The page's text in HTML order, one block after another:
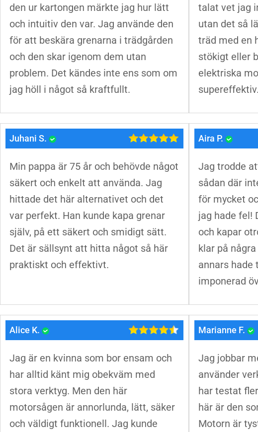
den ur kartongen märkte jag hur lätt
och intuitiv den var. Jag använde den
för att beskära grenarna i trädgården
och den skar igenom dem utan
problem. Det kändes inte ens som om
jag höll i något så kraftfullt.
talat vet jag
utan det så
träd med en
stökigt eller
elektriska
super­effektiv.
Juhani S.
Min pappa är 75 år och behövde något
säkert och enkelt att använda. Jag
hittade det här alternativet och det
var perfekt. Han kunde kapa grenar
själv, på ett säkert och smidigt sätt.
Det är sällsynt att hitta något så här
praktiskt och effektivt.
Aira P.
Jag trodde
sådan där
för mycket
jag hade fel!
och kapar
klar på
annars hade
imponerad
Alice K.
Jag är en kvinna som bor ensam och
har alltid känt mig obekväm med
stora verktyg. Men den här
motorsågen är annorlunda, lätt, säker
och väldigt funktionell. Jag kunde
Marianne F.
Jag jobbar
använder
har testat
här är den
Motorn är